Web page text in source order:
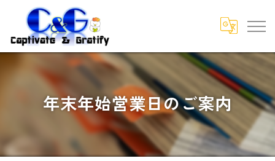
年末年始営業日のご案内